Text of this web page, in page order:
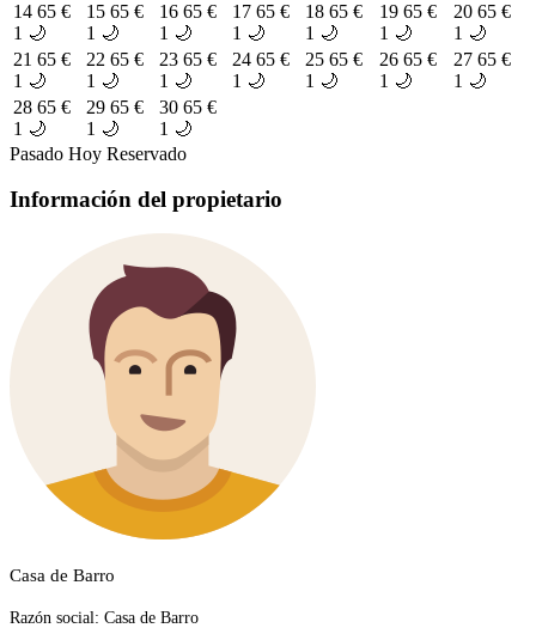
14 65 €
1 🌙
15 65 €
1 🌙
16 65 €
1 🌙
17 65 €
1 🌙
18 65 €
1 🌙
19 65 €
1 🌙
20 65 €
1 🌙
21 65 €
1 🌙
22 65 €
1 🌙
23 65 €
1 🌙
24 65 €
1 🌙
25 65 €
1 🌙
26 65 €
1 🌙
27 65 €
1 🌙
28 65 €
1 🌙
29 65 €
1 🌙
30 65 €
1 🌙
Pasado Hoy Reservado
Información del propietario
Casa de Barro
Razón social: Casa de Barro